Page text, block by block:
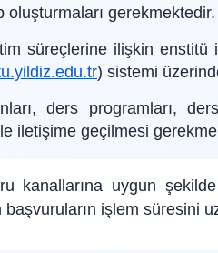
oluşturmaları gerekmektedir.
süreçlerine ilişkin enstitü
) sistemi
ders programları,
iletişime geçilmesi
kanallarına uygun
başvuruların işlem süresini